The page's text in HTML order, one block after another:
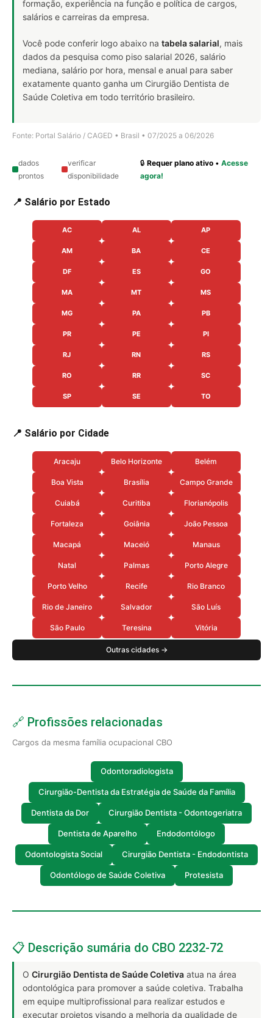
formação, experiência na função e política de cargos,
salários e carreiras da empresa.
Você pode conferir logo abaixo na tabela salarial, mais
dados da pesquisa como piso salarial 2026, salário
mediana, salário por hora, mensal e anual para saber
exatamente quanto ganha um Cirurgião Dentista de
Saúde Coletiva em todo território brasileiro.
Fonte: Portal Salário / CAGED • Brasil • 07/2025 a 06/2026
dados
prontos
verificar
disponibilidade
🔒Requer plano ativo •Acesse
agora!
📍 Salário por Estado
AC AL AP
AM BA CE
DF ES GO
MA MT MS
MG PA PB
PR PE PI
RJ RN RS
RO RR SC
SP SE TO
📍 Salário por Cidade
Aracaju Belo Horizonte Belém
Boa Vista Brasília Campo Grande
Cuiabá Curitiba Florianópolis
Fortaleza Goiânia João Pessoa
Macapá Maceió Manaus
Natal Palmas Porto Alegre
Porto Velho Recife Rio Branco
Rio de Janeiro Salvador São Luís
São Paulo Teresina Vitória
Outras cidades →
🔗 Profissões relacionadas
Cargos da mesma família ocupacional CBO
Odontoradiologista
Cirurgião-Dentista da Estratégia de Saúde da Família
Dentista da Dor Cirurgião Dentista - Odontogeriatra
Dentista de Aparelho Endodontólogo
Odontologista Social Cirurgião Dentista - Endodontista
Odontólogo de Saúde Coletiva Protesista
📋 Descrição sumária do CBO 2232-72
O Cirurgião Dentista de Saúde Coletiva atua na área
odontológica para promover a saúde coletiva. Trabalha
em equipe multiprofissional para realizar estudos e
executar projetos visando a melhoria da qualidade de